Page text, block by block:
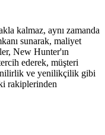
kalmaz, aynı zamanda
sunarak, maliyet
New Hunter'ın
ederek, müşteri
ve yenilikçilik gibi
rakiplerinden